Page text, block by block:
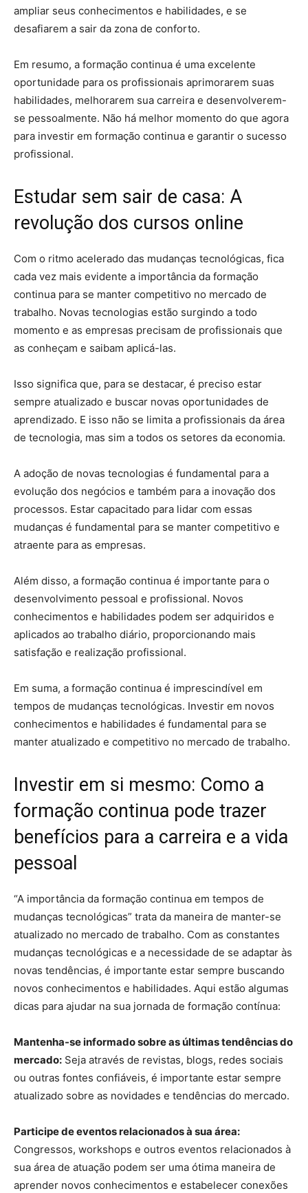
ampliar seus conhecimentos e habilidades, e se
desafiarem a sair da zona de conforto.
Em resumo, a formação continua é uma excelente
oportunidade para os profissionais aprimorarem suas
habilidades, melhorarem sua carreira e desenvolverem-
se pessoalmente. Não há melhor momento do que agora
para investir em formação continua e garantir o sucesso
profissional.
Estudar sem sair de casa: A
revolução dos cursos online
Com o ritmo acelerado das mudanças tecnológicas, fica
cada vez mais evidente a importância da formação
continua para se manter competitivo no mercado de
trabalho. Novas tecnologias estão surgindo a todo
momento e as empresas precisam de profissionais que
as conheçam e saibam aplicá-las.
Isso significa que, para se destacar, é preciso estar
sempre atualizado e buscar novas oportunidades de
aprendizado. E isso não se limita a profissionais da área
de tecnologia, mas sim a todos os setores da economia.
A adoção de novas tecnologias é fundamental para a
evolução dos negócios e também para a inovação dos
processos. Estar capacitado para lidar com essas
mudanças é fundamental para se manter competitivo e
atraente para as empresas.
Além disso, a formação continua é importante para o
desenvolvimento pessoal e profissional. Novos
conhecimentos e habilidades podem ser adquiridos e
aplicados ao trabalho diário, proporcionando mais
satisfação e realização profissional.
Em suma, a formação continua é imprescindível em
tempos de mudanças tecnológicas. Investir em novos
conhecimentos e habilidades é fundamental para se
manter atualizado e competitivo no mercado de trabalho.
Investir em si mesmo: Como a
formação continua pode trazer
benefícios para a carreira e a vida
pessoal
“A importância da formação continua em tempos de
mudanças tecnológicas” trata da maneira de manter-se
atualizado no mercado de trabalho. Com as constantes
mudanças tecnológicas e a necessidade de se adaptar às
novas tendências, é importante estar sempre buscando
novos conhecimentos e habilidades. Aqui estão algumas
dicas para ajudar na sua jornada de formação contínua:
Mantenha-se informado sobre as últimas tendências do
mercado: Seja através de revistas, blogs, redes sociais
ou outras fontes confiáveis, é importante estar sempre
atualizado sobre as novidades e tendências do mercado.
Participe de eventos relacionados à sua área:
Congressos, workshops e outros eventos relacionados à
sua área de atuação podem ser uma ótima maneira de
aprender novos conhecimentos e estabelecer conexões